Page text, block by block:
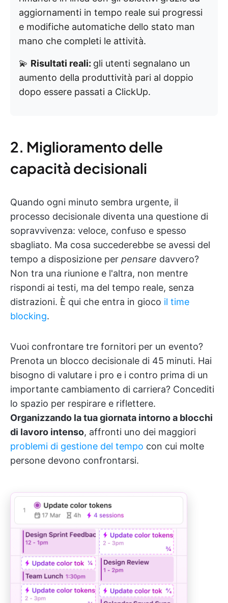
aggiornamenti in tempo reale sui progressi
e modifiche automatiche dello stato man
mano che completi le attività.
💫 Risultati reali: gli utenti segnalano un
aumento della produttività pari al doppio
dopo essere passati a ClickUp.
2. Miglioramento delle
capacità decisionali
Quando ogni minuto sembra urgente, il
processo decisionale diventa una questione di
sopravvivenza: veloce, confuso e spesso
sbagliato. Ma cosa succederebbe se avessi del
tempo a disposizione per pensare davvero?
Non tra una riunione e l'altra, non mentre
rispondi ai testi, ma del tempo reale, senza
distrazioni. È qui che entra in gioco il time
blocking.
Vuoi confrontare tre fornitori per un evento?
Prenota un blocco decisionale di 45 minuti. Hai
bisogno di valutare i pro e i contro prima di un
importante cambiamento di carriera? Concediti
lo spazio per respirare e riflettere.
Organizzando la tua giornata intorno a blocchi
di lavoro intenso, affronti uno dei maggiori
problemi di gestione del tempo con cui molte
persone devono confrontarsi.